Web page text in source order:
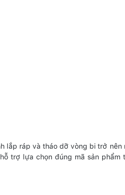
lắp ráp và tháo dỡ vòng bi trở nên
trợ lựa chọn đúng mã sản phẩm